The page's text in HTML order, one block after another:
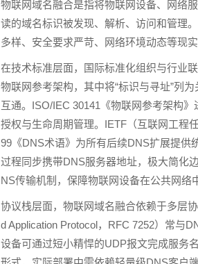
物联网域名融合是指将物联网设备、网络
读的域名标识被发现、解析、访问和管理
多样、安全要求严苛、网络环境动态等现
在技术标准层面，国际标准化组织与行业
物联网参考架构，其中将“标识与寻址”列
互通。ISO/IEC 30141《物联网参考架构
授权与生命周期管理。IETF（互联网工程
99《DNS术语》为所有后续DNS扩展提供
过程同步携带DNS服务器地址，极大简化
NS传输机制，保障物联网设备在公共网络
协议栈层面，物联网域名融合依赖于多层
d Application Protocol，RFC 7252）常与
设备可通过短小精悍的UDP报文完成服务